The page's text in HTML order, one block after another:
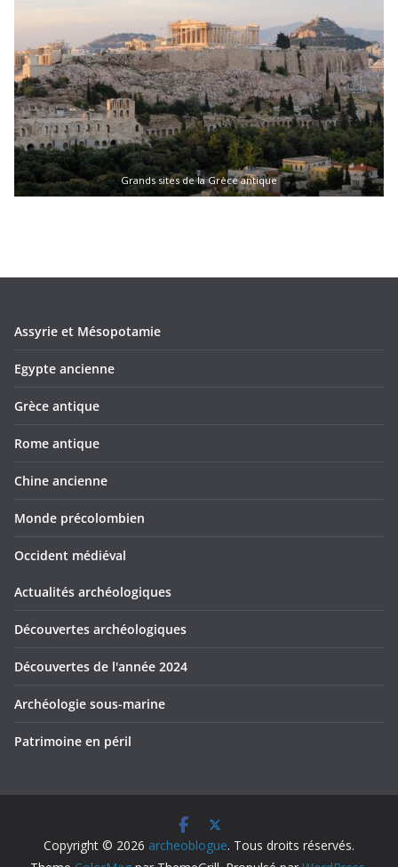
Grands sites de la Grèce antique
Assyrie et Mésopotamie
Egypte ancienne
Grèce antique
Rome antique
Chine ancienne
Monde précolombien
Occident médiéval
Actualités archéologiques
Découvertes archéologiques
Découvertes de l'année 2024
Archéologie sous-marine
Patrimoine en péril
Copyright © 2026 archeoblogue. Tous droits réservés.